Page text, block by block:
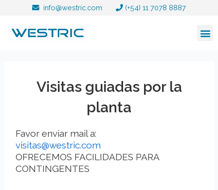
contenido
info@westric.com (+54) 11 7078 8887
Visitas guiadas por la
planta
Favor enviar mail a:
visitas@westric.com
OFRECEMOS FACILIDADES PARA
CONTINGENTES
Navegación
entradas